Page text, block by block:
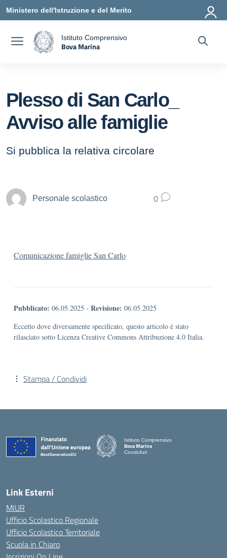
Vai ai contenuti
Vai al menu di navigazione
Vai al footer
Ministero dell'Istruzione e del Merito
Istituto Comprensivo
Bova Marina
Plesso di San Carlo_
Avviso alle famiglie
Si pubblica la relativa circolare
Personale scolastico 0
Comunicazione famiglie San Carlo
Pubblicato: 06.05.2025 - Revisione: 06.05.2025
Eccetto dove diversamente specificato, questo articolo è stato
rilasciato sotto Licenza Creative Commons Attribuzione 4.0 Italia.
Stampa / Condividi
Istituto Comprensivo
Bova Marina
Condofuri
Link Esterni
MIUR
Ufficio Scolastico Regionale
Ufficio Scolastico Territoriale
Scuola in Chiaro